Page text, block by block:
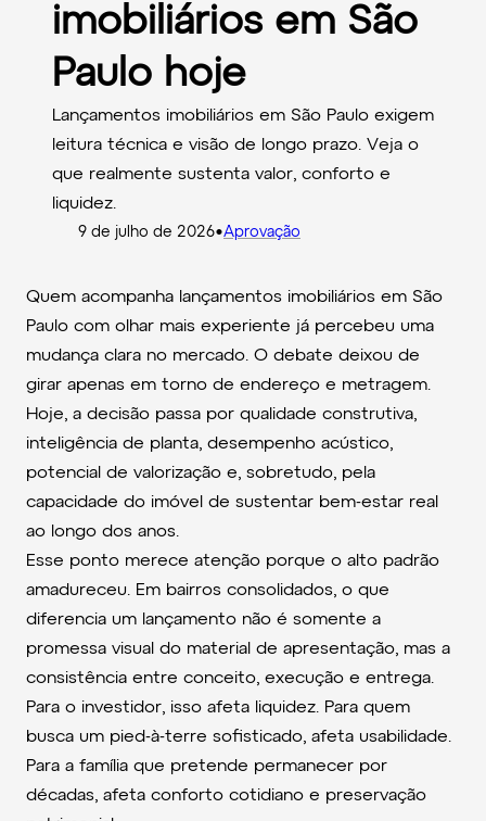
imobiliários em São
Paulo hoje
Lançamentos imobiliários em São Paulo exigem
leitura técnica e visão de longo prazo. Veja o
que realmente sustenta valor, conforto e
liquidez.
9 de julho de 2026•Aprovação
Quem acompanha lançamentos imobiliários em São
Paulo com olhar mais experiente já percebeu uma
mudança clara no mercado. O debate deixou de
girar apenas em torno de endereço e metragem.
Hoje, a decisão passa por qualidade construtiva,
inteligência de planta, desempenho acústico,
potencial de valorização e, sobretudo, pela
capacidade do imóvel de sustentar bem-estar real
ao longo dos anos.
Esse ponto merece atenção porque o alto padrão
amadureceu. Em bairros consolidados, o que
diferencia um lançamento não é somente a
promessa visual do material de apresentação, mas a
consistência entre conceito, execução e entrega.
Para o investidor, isso afeta liquidez. Para quem
busca um pied-à-terre sofisticado, afeta usabilidade.
Para a família que pretende permanecer por
décadas, afeta conforto cotidiano e preservação